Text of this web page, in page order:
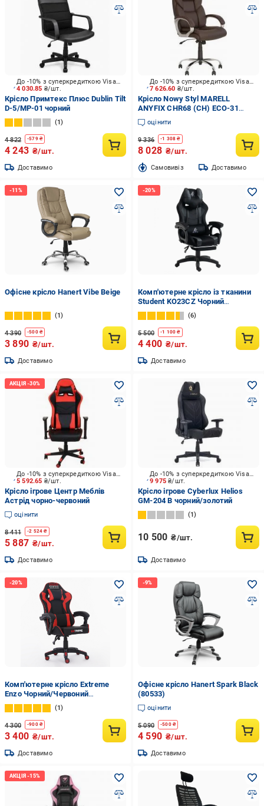
4 030.85 ₴/шт.
До -10% з суперкредиткою Visa Вигода
Крісло Примтекс Плюс Dublin Tilt
D-5/MP-01 чорний
1
4 822 -579₴
4 243 ₴/шт.
Доставимо
7 626.60 ₴/шт.
До -10% з суперкредиткою Visa Вигода
Крісло Nowy Styl MARELL
ANYFIX CHR68 (CH) ECO-31
коричневий
оцінити
9 336 -1 308 ₴
8 028 ₴/шт.
Cамовивіз Доставимо
Офісне крісло Hanert Vibe Beige
1
4 390 -500₴
3 890 ₴/шт.
Доставимо
Комп'ютерне крісло із тканини
Student KO23CZ Чорний
(14586804)
6
5 500 -1 100 ₴
4 400 ₴/шт.
Доставимо
5 592.65 ₴/шт.
До -10% з суперкредиткою Visa Вигода
Крісло ігрове Центр Меблів
Астрід чорно-червоний
оцінити
8 411 -2 524 ₴
5 887 ₴/шт.
Доставимо
9 975₴/шт.
До -10% з суперкредиткою Visa Вигода
Крісло ігрове Cyberlux Helios
GM-204 B чорний/золотий
1
10 500 ₴/шт.
Доставимо
Комп'ютерне крісло Extreme
Enzo Чорний/Червоний
(22288543)
1
4 300 -900₴
3 400 ₴/шт.
Доставимо
Офісне крісло Hanert Spark Black
(80533)
оцінити
5 090 -500₴
4 590 ₴/шт.
Доставимо